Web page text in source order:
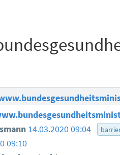
14.03.2020 09:04
09:10